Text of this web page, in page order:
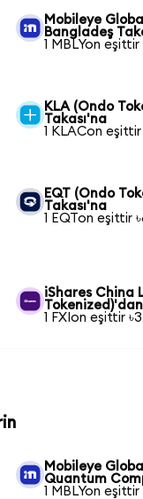
Mobileye
Bangladeş
1 MBLYon eşittir
KLA (Ondo
Takası'na
1 KLACon eşittir
EQT (Ondo
Takası'na
1 EQTon eşittir
iShares China
1 FXIon eşittir
Mobileye
Quantum
1 MBLYon